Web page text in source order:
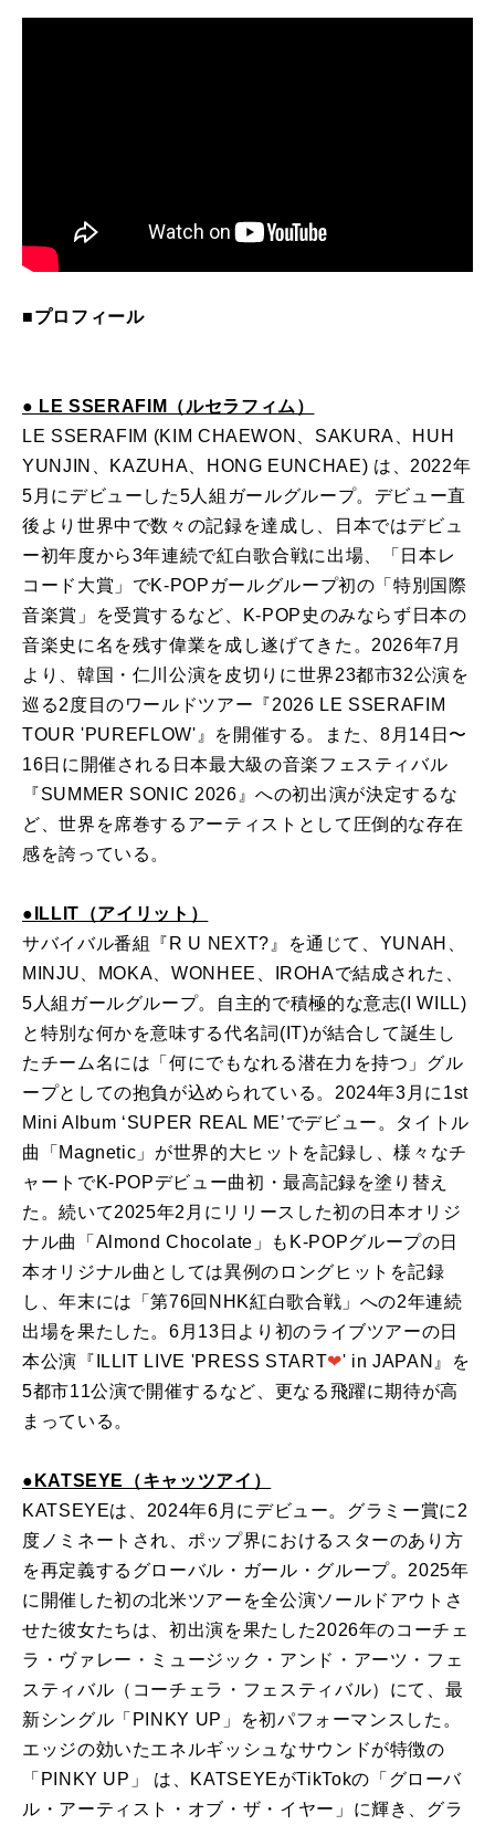
■プロフィール
● LE SSERAFIM（ルセラフィム）
LE SSERAFIM (KIM CHAEWON、SAKURA、HUH
YUNJIN、KAZUHA、HONG EUNCHAE) は、2022年
5月にデビューした5人組ガールグループ。デビュー直
後より世界中で数々の記録を達成し、日本ではデビュ
ー初年度から3年連続で紅白歌合戦に出場、「日本レ
コード大賞」でK-POPガールグループ初の「特別国際
音楽賞」を受賞するなど、K-POP史のみならず日本の
音楽史に名を残す偉業を成し遂げてきた。2026年7月
より、韓国・仁川公演を皮切りに世界23都市32公演を
巡る2度目のワールドツアー『2026 LE SSERAFIM
TOUR 'PUREFLOW'』を開催する。また、8月14日〜
16日に開催される日本最大級の音楽フェスティバル
『SUMMER SONIC 2026』への初出演が決定するな
ど、世界を席巻するアーティストとして圧倒的な存在
感を誇っている。
●ILLIT（アイリット）
サバイバル番組『R U NEXT?』を通じて、YUNAH、
MINJU、MOKA、WONHEE、IROHAで結成された、
5人組ガールグループ。自主的で積極的な意志(I WILL)
と特別な何かを意味する代名詞(IT)が結合して誕生し
たチーム名には「何にでもなれる潜在力を持つ」グル
ープとしての抱負が込められている。2024年3月に1st
Mini Album ‘SUPER REAL ME’でデビュー。タイトル
曲「Magnetic」が世界的大ヒットを記録し、様々なチ
ャートでK-POPデビュー曲初・最高記録を塗り替え
た。続いて2025年2月にリリースした初の日本オリジ
ナル曲「Almond Chocolate」もK-POPグループの日
本オリジナル曲としては異例のロングヒットを記録
し、年末には「第76回NHK紅白歌合戦」への2年連続
出場を果たした。6月13日より初のライブツアーの日
本公演『ILLIT LIVE 'PRESS START︎︎❤' in JAPAN』を
5都市11公演で開催するなど、更なる飛躍に期待が高
まっている。
●KATSEYE（キャッツアイ）
KATSEYEは、2024年6月にデビュー。グラミー賞に2
度ノミネートされ、ポップ界におけるスターのあり方
を再定義するグローバル・ガール・グループ。2025年
に開催した初の北米ツアーを全公演ソールドアウトさ
せた彼女たちは、初出演を果たした2026年のコーチェ
ラ・ヴァレー・ミュージック・アンド・アーツ・フェ
スティバル（コーチェラ・フェスティバル）にて、最
新シングル「PINKY UP」を初パフォーマンスした。
エッジの効いたエネルギッシュなサウンドが特徴の
「PINKY UP」 は、KATSEYEがTikTokの「グローバ
ル・アーティスト・オブ・ザ・イヤー」に輝き、グラ